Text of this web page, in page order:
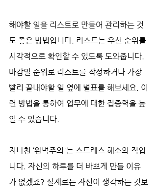
해야할 일을 리스트로 만들어 관리하는 것
도 좋은 방법입니다. 리스트는 우선 순위를
시각적으로 확인할 수 있도록 도와줍니다.
마감일 순위로 리스트를 작성하거나 가장
빨리 끝내야할 일 옆에 별표를 해보세요. 이
런 방법을 통하여 업무에 대한 집중력을 높
일 수 있습니다.
지나친 ‘완벽주의'는 스트레스 해소의 적입
니다. 자신의 하루를 더 바쁘게 만들 이유
가 없겠죠? 실제로는 자신이 생각하는 것보